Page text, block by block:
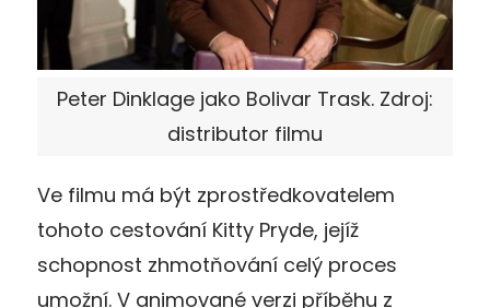
Peter Dinklage jako Bolivar Trask. Zdroj:
distributor filmu
Ve filmu má být zprostředkovatelem
tohoto cestování Kitty Pryde, jejíž
schopnost zhmotňování celý proces
umožní. V animované verzi příběhu z